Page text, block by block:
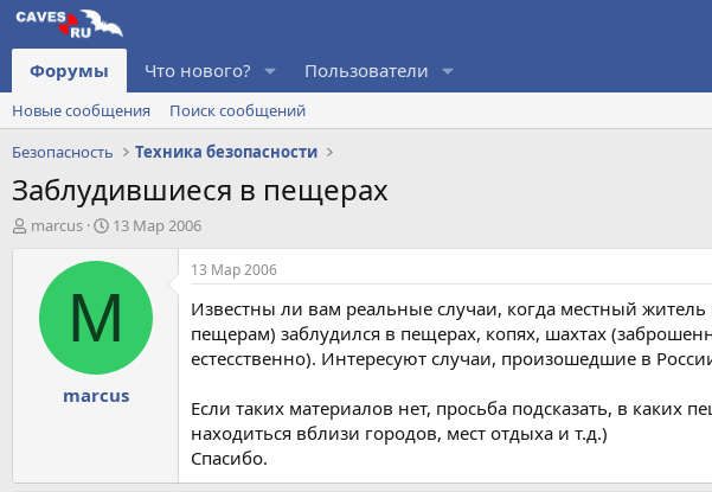
Форумы Что нового? Пользователи
Новые сообщения
Поиск сообщений
Безопасность
Техника безопасности
Заблудившиеся в пещерах
А
marcus
Д
т
н
а
л
13 Мар 2006
M
marcus
13 Мар 2006
Известны ли вам реальные случаи, когда местный
пещерам) заблудился в пещерах, копях, шахтах
естесственно). Интересуют случаи, произошедшие в
Если таких материалов нет, просьба подсказать, в
находиться вблизи городов, мест отдыха и т.д.)
Спасибо.